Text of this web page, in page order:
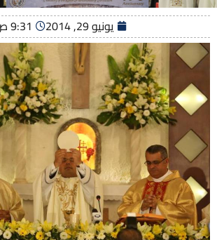
يونيو 29, 2014 9:31 ص